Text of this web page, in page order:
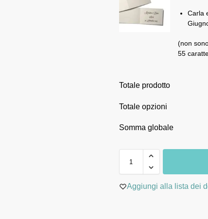
Carla
(non
55
Totale prodotto
Totale opzioni
Somma globale
Aggiungi alla lista dei